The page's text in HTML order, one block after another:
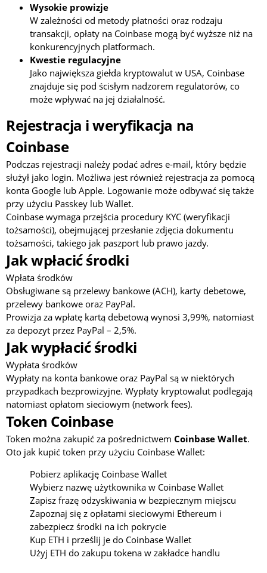
Wysokie prowizje
W zależności od metody płatności oraz rodzaju
transakcji, opłaty na Coinbase mogą być wyższe niż na
konkurencyjnych platformach.
Kwestie regulacyjne
Jako największa giełda kryptowalut w USA, Coinbase
znajduje się pod ścisłym nadzorem regulatorów, co
może wpływać na jej działalność.
Rejestracja i weryfikacja na
Coinbase
Podczas rejestracji należy podać adres e-mail, który będzie
służył jako login. Możliwa jest również rejestracja za pomocą
konta Google lub Apple. Logowanie może odbywać się także
przy użyciu Passkey lub Wallet.
Coinbase wymaga przejścia procedury KYC (weryfikacji
tożsamości), obejmującej przesłanie zdjęcia dokumentu
tożsamości, takiego jak paszport lub prawo jazdy.
Jak wpłacić środki
Wpłata środków
Obsługiwane są przelewy bankowe (ACH), karty debetowe,
przelewy bankowe oraz PayPal.
Prowizja za wpłatę kartą debetową wynosi 3,99%, natomiast
za depozyt przez PayPal – 2,5%.
Jak wypłacić środki
Wypłata środków
Wypłaty na konta bankowe oraz PayPal są w niektórych
przypadkach bezprowizyjne. Wypłaty kryptowalut podlegają
natomiast opłatom sieciowym (network fees).
Token Coinbase
Token można zakupić za pośrednictwem Coinbase Wallet.
Oto jak kupić token przy użyciu Coinbase Wallet:
Pobierz aplikację Coinbase Wallet
Wybierz nazwę użytkownika w Coinbase Wallet
Zapisz frazę odzyskiwania w bezpiecznym miejscu
Zapoznaj się z opłatami sieciowymi Ethereum i
zabezpiecz środki na ich pokrycie
Kup ETH i prześlij je do Coinbase Wallet
Użyj ETH do zakupu tokena w zakładce handlu